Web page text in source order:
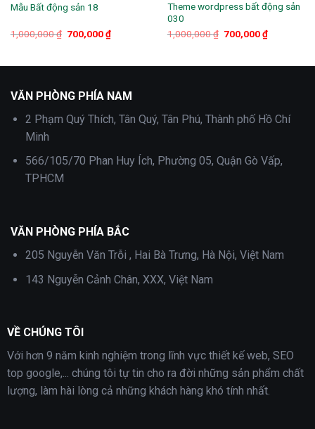
Mẫu Bất động sản 18
1,000,000₫ Giá
700,000₫Giá
hiện
700,000 ₫.
Theme wordpress bất động sản
030
1,000,000₫ Giá
700,000₫Giá
hiện
700,000 ₫.
VĂN PHÒNG PHÍA NAM
2 Phạm Quý Thích, Tân Quý, Tân Phú, Thành phố Hồ Chí
Minh
566/105/70 Phan Huy Ích, Phường 05, Quận Gò Vấp,
TPHCM
VĂN PHÒNG PHÍA BẮC
205 Nguyễn Văn Trỗi , Hai Bà Trưng, Hà Nội, Việt Nam
143 Nguyễn Cảnh Chân, XXX, Việt Nam
VỀ CHÚNG TÔI
Với hơn 9 năm kinh nghiệm trong lĩnh vực thiết kế web, SEO
top google,... chúng tôi tự tin cho ra đời những sản phẩm chất
lượng, làm hài lòng cả những khách hàng khó tính nhất.